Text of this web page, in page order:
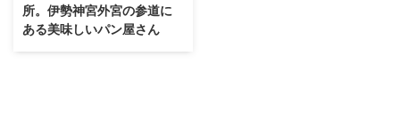
所。伊勢神宮外宮の参道に
ある美味しいパン屋さん